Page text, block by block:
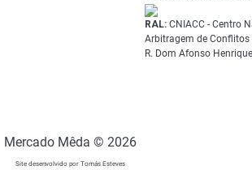
RAL:CNIACC - Centro
Arbitragem de Conflitos
R. Dom Afonso
Mercado Mêda © 2026
Site desenvolvido por Tomás Esteves